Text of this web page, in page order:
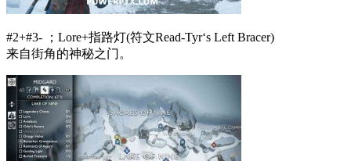
#2+#3- ；Lore+指路灯(符文Read-Tyr‘s Left Bracer)
来自街角的神秘之门。